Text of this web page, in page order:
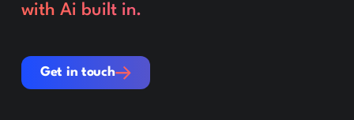
with Ai built in.
Get in touch
Get in touch